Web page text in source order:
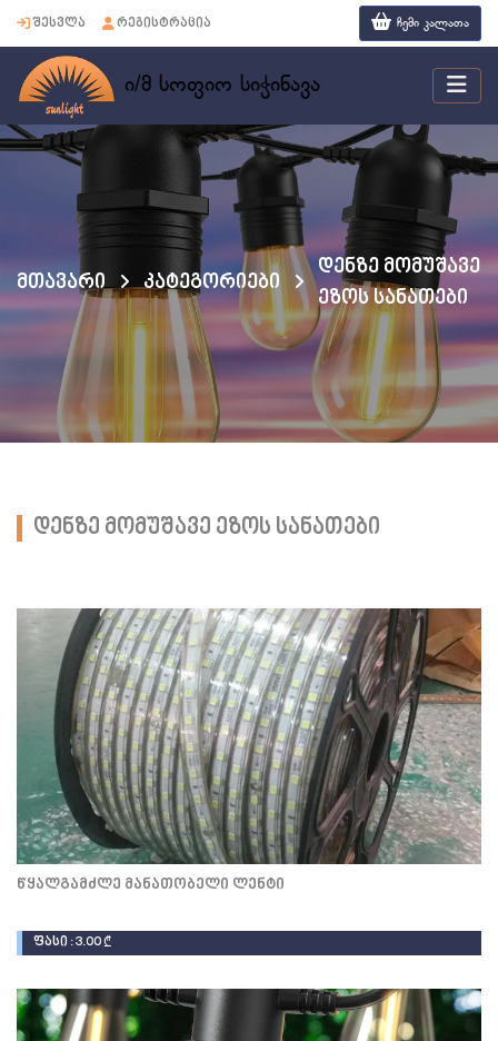
შესვლა რეგისტრაცია ჩემი კალათა
ი/მ სოფიო სიჭინავა
მთავარი კატეგორიები
დენზე მომუშავე
ეზოს სანათები
დენზე მომუშავე ეზოს სანათები
წყალგამძლე მანათობელი ლენტი
ფასი : 3.00 ₾